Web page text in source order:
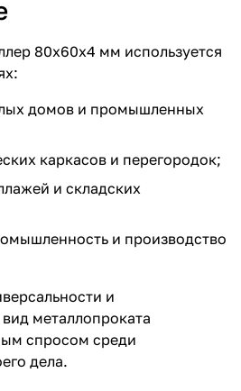
80х60х4 мм используется
домов и промышленных
каркасов и перегородок;
и складских
и производство
и
металлопроката
спросом среди
дела.